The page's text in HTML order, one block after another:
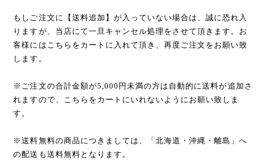
もしご注文に【送料追加】が入っていない場合は、誠に恐れ入
りますが、当店にて一旦キャンセル処理をさせて頂きます。お
客様にはこちらをカートに入れて頂き、再度ご注文をお願い致
します。
※ご注文の合計金額が5,000円未満の方は自動的に送料が追加さ
れますので、こちらをカートにいれないようにお願い致しま
す。
※送料無料の商品につきましては、「北海道・沖縄・離島」へ
の配送も送料無料となります。